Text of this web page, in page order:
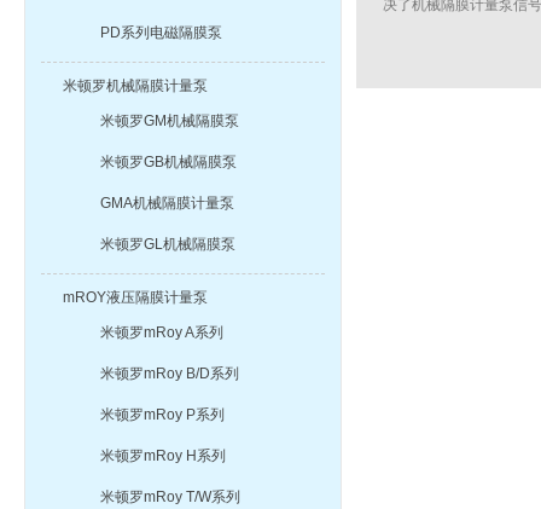
PD系列电磁隔膜泵
米顿罗机械隔膜计量泵
米顿罗GM机械隔膜泵
米顿罗GB机械隔膜泵
GMA机械隔膜计量泵
米顿罗GL机械隔膜泵
mROY液压隔膜计量泵
米顿罗mRoy A系列
米顿罗mRoy B/D系列
米顿罗mRoy P系列
米顿罗mRoy H系列
米顿罗mRoy T/W系列
决了机械隔膜计量泵信号
可实现电动调节、手动调